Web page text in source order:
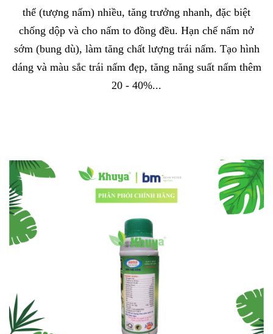
thể (tượng nấm) nhiều, tăng trưởng nhanh, đặc biệt
chống dộp và cho nấm to đồng đều. Hạn chế nấm nở
sớm (bung dù), làm tăng chất lượng trái nấm. Tạo hình
dáng và màu sắc trái nấm đẹp, tăng năng suất nấm thêm
20 - 40%...